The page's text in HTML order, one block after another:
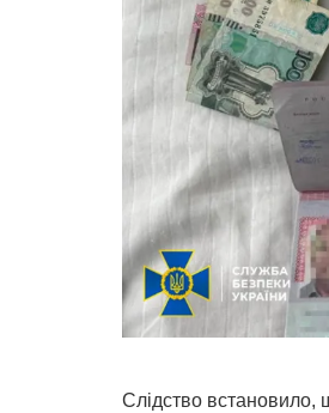
Слідство встановило,